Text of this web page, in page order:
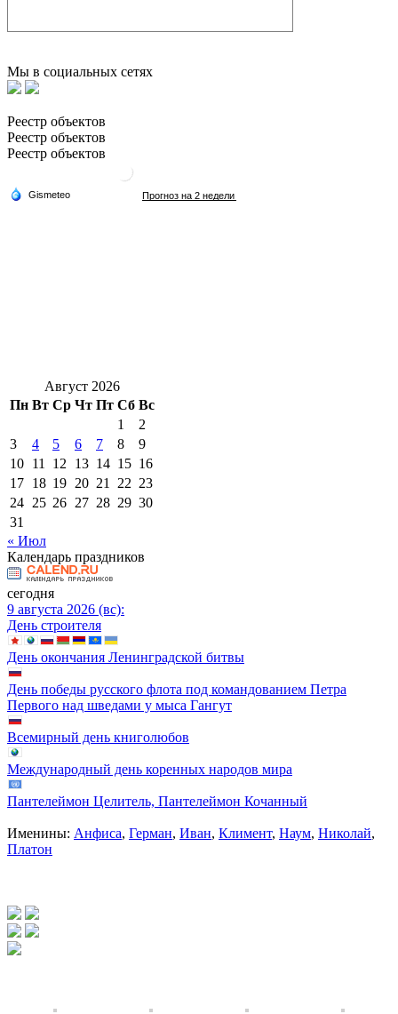
Мы в социальных сетях
Реестр объектов
Реестр объектов
Реестр объектов
Август 2026
Пн Вт Ср Чт Пт Сб Вс
1
2
3
4 5 6 7 8
9
10 11 12 13 14 15 16
17 18 19 20 21 22 23
24 25 26 27 28 29 30
31
« Июл
Календарь праздников
сегодня
9 августа 2026 (вс):
День строителя
День окончания Ленинградской битвы
День победы русского флота под командованием Петра
Первого над шведами у мыса Гангут
Всемирный день книголюбов
Международный день коренных народов мира
Пантелеймон Целитель, Пантелеймон Кочанный
Именины: Анфиса, Герман, Иван, Климент, Наум, Николай,
Платон